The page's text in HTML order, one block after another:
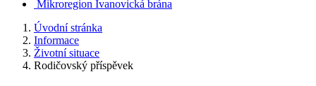
Mikroregion Ivanovická brána
Úvodní stránka
Informace
Životní situace
Rodičovský příspěvek